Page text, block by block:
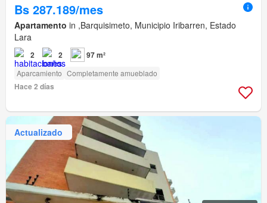
Bs 287.189/mes
Apartamento in ,Barquisimeto, Municipio Iribarren, Estado
Lara
2 2 97 m²
Aparcamiento Completamente amueblado
Hace 2 días
Actualizado